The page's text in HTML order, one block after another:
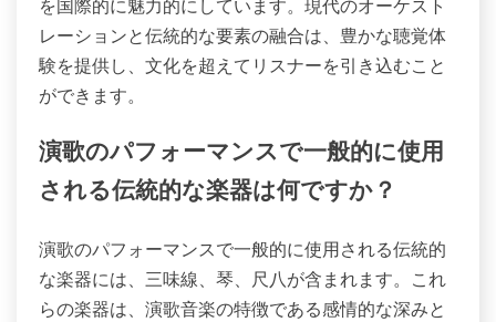
を国際的に魅力的にしています。現代のオーケスト
レーションと伝統的な要素の融合は、豊かな聴覚体
験を提供し、文化を超えてリスナーを引き込むこと
ができます。
演歌のパフォーマンスで一般的に使用
される伝統的な楽器は何ですか？
演歌のパフォーマンスで一般的に使用される伝統的
な楽器には、三味線、琴、尺八が含まれます。これ
らの楽器は、演歌音楽の特徴である感情的な深みと